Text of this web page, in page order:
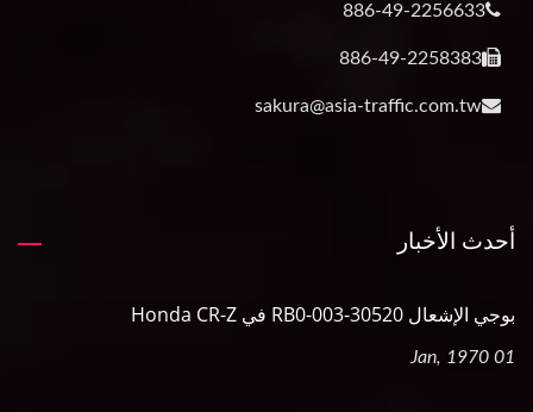
886-49-2256633
886-49-2258383
sakura@asia-traffic.com.tw
أحدث الأخبار
بوجي الإشعال 30520-RB0-003 في Honda CR-Z
01 Jan, 1970